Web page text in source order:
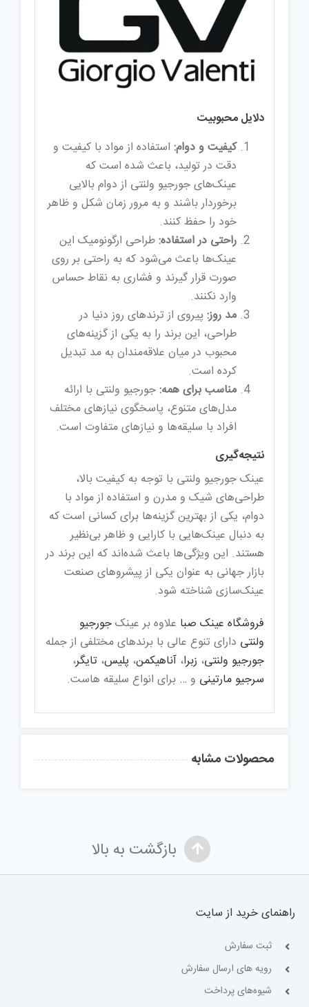
دلایل محبوبیت
کیفیت و دوام:استفاده از مواد با کیفیت و
دقت در تولید، باعث شده است که
عینک‌های جورجیو ولنتی از دوام بالایی
برخوردار باشند و به مرور زمان شکل و ظاهر
خود را حفظ کنند.
راحتی در استفاده:طراحی ارگونومیک این
عینک‌ها باعث می‌شود که به راحتی بر روی
صورت قرار گیرند و فشاری به نقاط حساس
وارد نکنند.
مد روز:پیروی از ترندهای روز دنیا در
طراحی، این برند را به یکی از گزینه‌های
محبوب در میان علاقه‌مندان به مد تبدیل
کرده است.
مناسب برای همه:جورجیو ولنتی با ارائه
مدل‌های متنوع، پاسخگوی نیازهای مختلف
افراد با سلیقه‌ها و نیازهای متفاوت است.
نتیجه‌گیری
عینک‌ جورجیو ولنتی با توجه به کیفیت بالا،
طراحی‌های شیک و مدرن و استفاده از مواد با
دوام، یکی از بهترین گزینه‌ها برای کسانی است که
به دنبال عینک‌هایی با کارایی و ظاهر بی‌نظیر
هستند. این ویژگی‌ها باعث شده‌اند که این برند در
بازار جهانی به عنوان یکی از پیشروهای صنعت
عینک‌سازی شناخته شود.
فروشگاه عینک صبا علاوه بر عینکجورجیو
ولنتی دارای تنوع عالی با برندهای مختلفی از جمله
جورجیو ولنتی، زبرا، آناهیکمن، پلیس، تایگر،
سرجیو مارتینی و … برای انواع سلیقه هاست.
محصولات مشابه
بازگشت به بالا
راهنمای خرید از سایت
ثبت سفارش
رویه های ارسال سفارش
شیوه‌های پرداخت